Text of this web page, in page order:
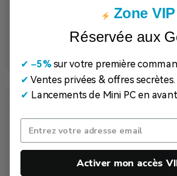
EN SAVOIR
Zone VIP
Réservée aux
✔ ​–5%sur votre première
✔ Ventes privées & offres secrètes.
✔ Lancements de Mini PC en
Activer mon accès